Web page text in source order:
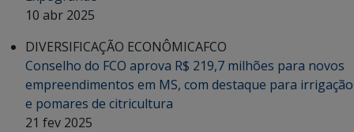
10 abr 2025
DIVERSIFICAÇÃO ECONÔMICAFCO
Conselho do FCO aprova R$ 219,7 milhões para novos
empreendimentos em MS, com destaque para irrigação
e pomares de citricultura
21 fev 2025